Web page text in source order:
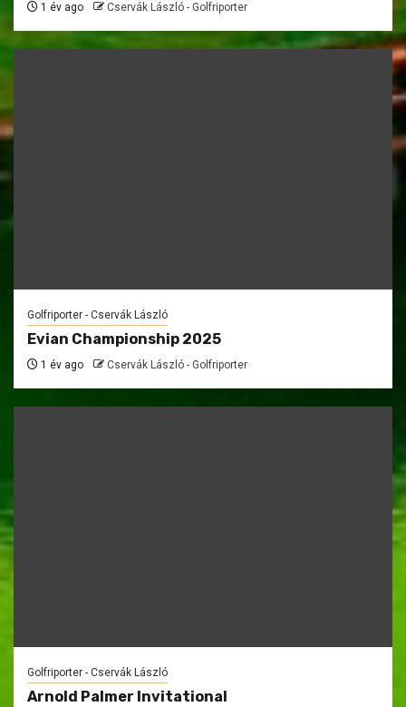
1 év ago Cservák László - Golfriporter
Golfriporter - Cservák László
Evian Championship 2025
1 év ago Cservák László - Golfriporter
Golfriporter - Cservák László
Arnold Palmer Invitational